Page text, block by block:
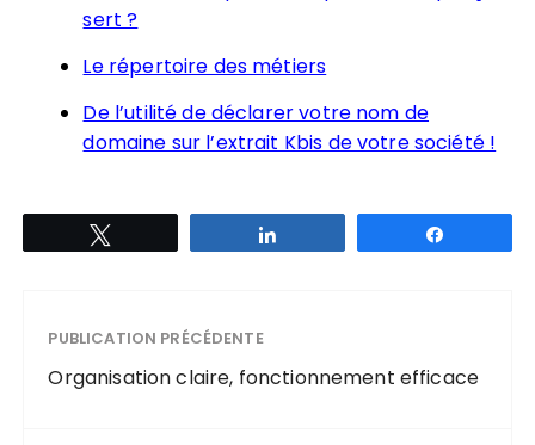
sert ?
Le répertoire des métiers
De l’utilité de déclarer votre nom de
domaine sur l’extrait Kbis de votre société !
PUBLICATION PRÉCÉDENTE
Organisation claire, fonctionnement efficace